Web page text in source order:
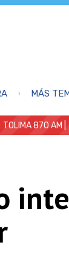
MÁS
TOLIMA 870 AM